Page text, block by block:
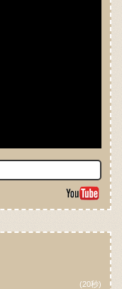
(20秒)